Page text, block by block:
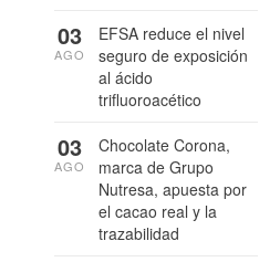
EFSA reduce el nivel
seguro de exposición
al ácido
trifluoroacético
03
AGO
Chocolate Corona,
marca de Grupo
Nutresa, apuesta por
el cacao real y la
trazabilidad
03
AGO